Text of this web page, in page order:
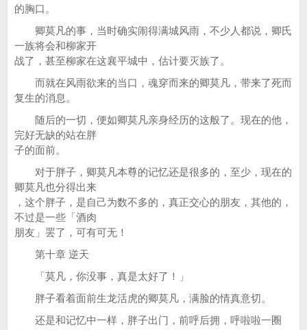
的胸口。
卿莫凡的事，当时确实闹得满城风雨，不少人都说，卿氏
一族将会和柳家开
战了，甚至柳家在这襄平城中，估计要灭族了。
而就在风雨欲来的当口，魂穿而来的卿莫凡，带来了死而
复生的消息。
随后的一切，便如卿莫凡亲身经历的这般了。现在的他，
完好无缺的站在胖
子的面前。
对于胖子，卿莫凡本尊的记忆还是很多的，至少，现在的
卿莫凡也分得出来
，这个胖子，是自己为数不多的，真正交心的朋友，其他的，
不过是一些「酒肉
朋友」罢了，可有可无！
第十章 逆天
「莫凡，你没事，真是太好了！」
胖子看着面前生龙活虎的卿莫凡，满脸的情真意切。
还是和记忆中一样，胖子出门，前呼后拥，呼啦啦一圈